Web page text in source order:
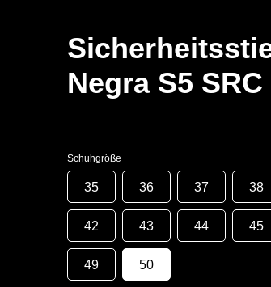
Negra S5
Schuhgröße
35 36 37 38
42 43 44 45
49 50